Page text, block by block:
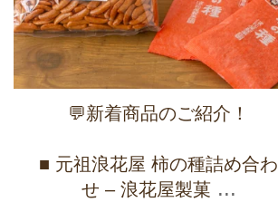
💬新着商品のご紹介！
■ 元祖浪花屋 柿の種詰め合わ
せ – 浪花屋製菓 ...